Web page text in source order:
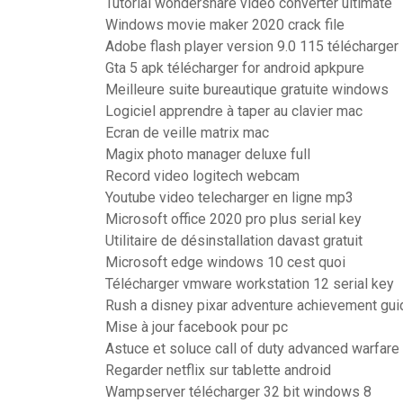
Windows movie maker 2020 crack file
Adobe flash player version 9.0 115 télécharger
Gta 5 apk télécharger for android apkpure
Meilleure suite bureautique gratuite windows
Logiciel apprendre à taper au clavier mac
Ecran de veille matrix mac
Magix photo manager deluxe full
Record video logitech webcam
Youtube video telecharger en ligne mp3
Microsoft office 2020 pro plus serial key
Utilitaire de désinstallation davast gratuit
Microsoft edge windows 10 cest quoi
Télécharger vmware workstation 12 serial key
Rush a disney pixar adventure achievement
Mise à jour facebook pour pc
Astuce et soluce call of duty advanced warfare
Regarder netflix sur tablette android
Wampserver télécharger 32 bit windows 8